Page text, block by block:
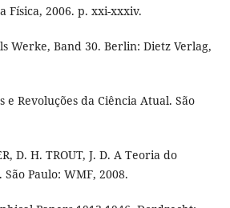
Física, 2006. p. xxi-xxxiv.
Werke, Band 30. Berlin: Dietz Verlag,
e Revoluções da Ciência Atual. São
D. H. TROUT, J. D. A Teoria do
Paulo: WMF, 2008.